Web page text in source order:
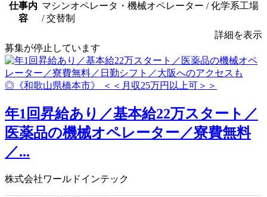
仕事内
容
マシンオペレータ・機械オペレーター / 化学系工場
/ 交替制
詳細を表示
募集が停止しています
年1回昇給あり／基本給22万スタート／
医薬品の機械オペレーター／寮費無料
／...
株式会社ワールドインテック